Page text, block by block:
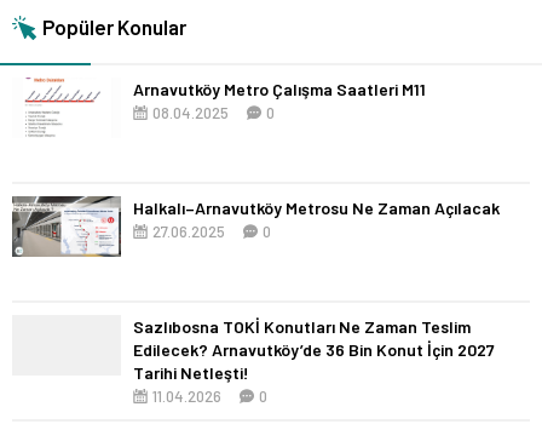
Popüler Konular
Arnavutköy Metro Çalışma Saatleri M11
08.04.2025 0
Halkalı–Arnavutköy Metrosu Ne Zaman Açılacak
27.06.2025 0
Sazlıbosna TOKİ Konutları Ne Zaman Teslim
Edilecek? Arnavutköy’de 36 Bin Konut İçin 2027
Tarihi Netleşti!
11.04.2026 0